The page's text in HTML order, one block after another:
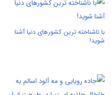
با ناشناخته ترین کشورهای دنیا آشنا
شوید!‏